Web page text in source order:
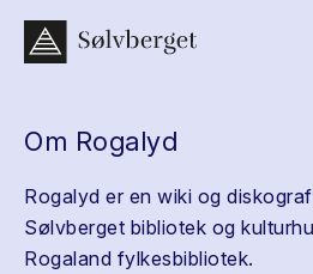
Om Rogalyd
Rogalyd er en wiki og
Sølvberget bibliotek og
Rogaland fylkesbibliotek.